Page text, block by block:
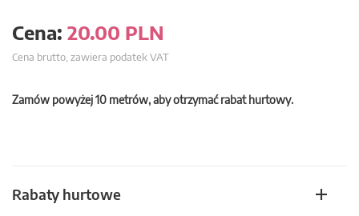
Cena: 20.00 PLN
Cena brutto, zawiera podatek VAT
Zamów powyżej 10 metrów, aby otrzymać rabat hurtowy.
Rabaty hurtowe